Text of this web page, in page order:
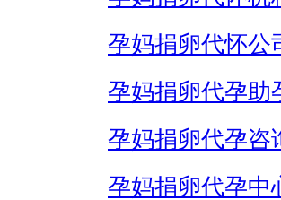
孕妈捐卵代怀公
孕妈捐卵代孕助
孕妈捐卵代孕咨
孕妈捐卵代孕中